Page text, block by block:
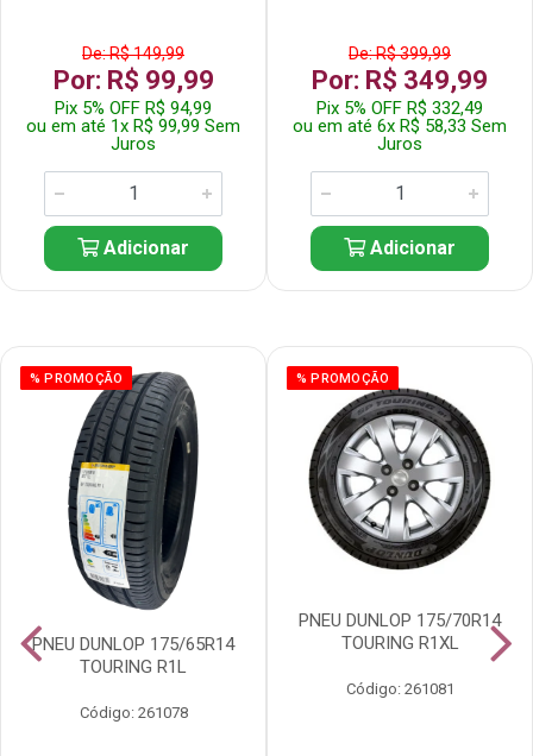
De: R$ 149,99
Por: R$ 99,99
Pix 5% OFF R$ 94,99
ou em até 1x R$ 99,99 Sem
Juros
Adicionar
De: R$ 399,99
Por: R$ 349,99
Pix 5% OFF R$ 332,49
ou em até 6x R$ 58,33 Sem
Juros
Adicionar
% PROMOÇÃO
PNEU DUNLOP 175/65R14
TOURING R1L
Código: 261078
% PROMOÇÃO
PNEU DUNLOP 175/70R14
TOURING R1XL
Código: 261081